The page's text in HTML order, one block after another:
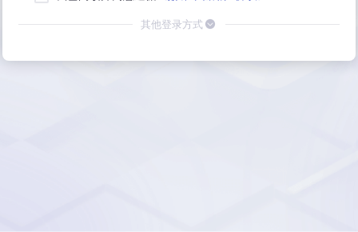
其他登录方式